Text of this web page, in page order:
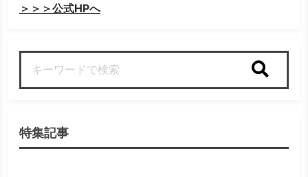
＞＞＞公式HPへ
特集記事